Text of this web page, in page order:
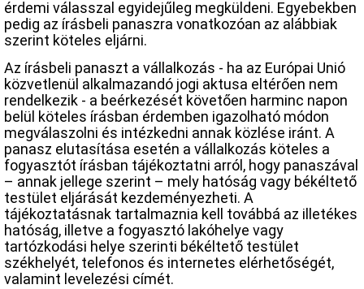
érdemi válasszal egyidejűleg megküldeni. Egyebekben
pedig az írásbeli panaszra vonatkozóan az alábbiak
szerint köteles eljárni.
Az írásbeli panaszt a vállalkozás - ha az Európai Unió
közvetlenül alkalmazandó jogi aktusa eltérően nem
rendelkezik - a beérkezését követően harminc napon
belül köteles írásban érdemben igazolható módon
megválaszolni és intézkedni annak közlése iránt. A
panasz elutasítása esetén a vállalkozás köteles a
fogyasztót írásban tájékoztatni arról, hogy panaszával
– annak jellege szerint – mely hatóság vagy békéltető
testület eljárását kezdeményezheti. A
tájékoztatásnak tartalmaznia kell továbbá az illetékes
hatóság, illetve a fogyasztó lakóhelye vagy
tartózkodási helye szerinti békéltető testület
székhelyét, telefonos és internetes elérhetőségét,
valamint levelezési címét.